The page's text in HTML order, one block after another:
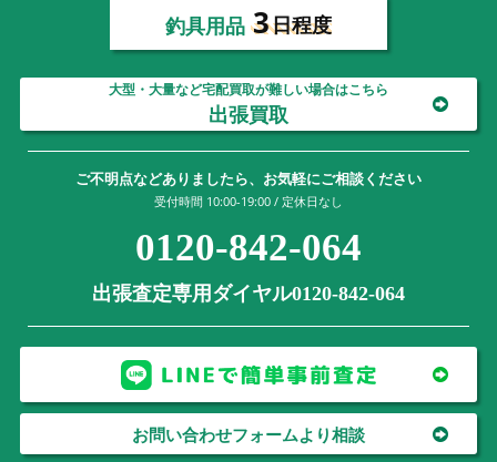
釣具用品 3日程度
大型・大量など宅配買取が難しい場合はこちら
出張買取
ご不明点などありましたら、お気軽にご相談ください
受付時間 10:00-19:00 / 定休日なし
0120-842-064
出張査定専用ダイヤル0120-842-064
お問い合わせフォームより相談